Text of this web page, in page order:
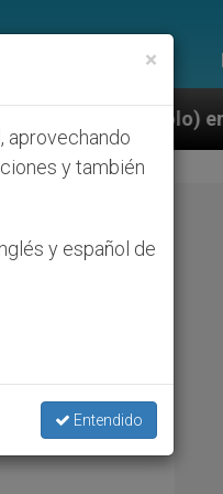
Tierra Santa
×
aprovechando
y también
y español de
Entendido